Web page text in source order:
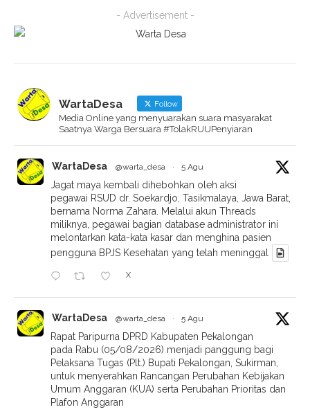
- Advertisement -
WartaDesa Follow
Media Online yang menyuarakan suara masyarakat
Saatnya Warga Bersuara #TolakRUUPenyiaran
WartaDesa @warta_desa · 5 Agu
Jagat maya kembali dihebohkan oleh aksi
pegawai RSUD dr. Soekardjo, Tasikmalaya, Jawa Barat,
bernama Norma Zahara. Melalui akun Threads
miliknya, pegawai bagian database administrator ini
melontarkan kata-kata kasar dan menghina pasien
pengguna BPJS Kesehatan yang telah meninggal
X
WartaDesa @warta_desa · 5 Agu
Rapat Paripurna DPRD Kabupaten Pekalongan
pada Rabu (05/08/2026) menjadi panggung bagi
Pelaksana Tugas (Plt.) Bupati Pekalongan, Sukirman,
untuk menyerahkan Rancangan Perubahan Kebijakan
Umum Anggaran (KUA) serta Perubahan Prioritas dan
Plafon Anggaran